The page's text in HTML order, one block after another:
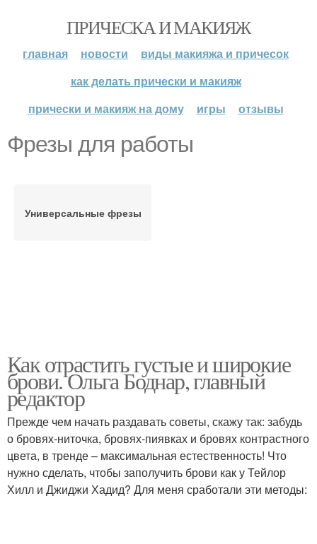
ПРИЧЕСКА И МАКИЯЖ
главная новости
виды макияжа и причесок
как делать прически и макияж
прически и макияж на дому
игры отзывы
Фрезы для работы
Универсальные фрезы
Как отрастить густые и широкие
брови. Ольга Боднар, главный
редактор
Прежде чем начать раздавать советы, скажу так: забудь
о бровях-ниточка, бровях-пиявках и бровях контрастного
цвета, в тренде – максимальная естественность! Что
нужно сделать, чтобы заполучить брови как у Тейлор
Хилл и Джиджи Хадид? Для меня сработали эти методы: